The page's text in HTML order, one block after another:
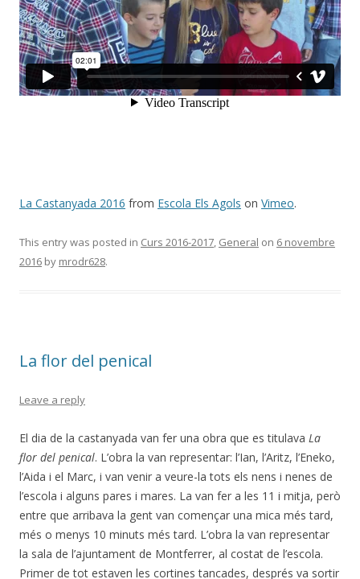
La Castanyada 2016 from Escola Els Agols on Vimeo.
This entry was posted in Curs 2016-2017, General on 6 novembre
2016 by mrodr628.
La flor del penical
Leave a reply
El dia de la castanyada van fer una obra que es titulava La
flor del penical. L’obra la van representar: l’Ian, l’Aritz, l’Eneko,
l’Aida i el Marc, i van venir a veure-la tots els nens i nenes de
l’escola i alguns pares i mares. La van fer a les 11 i mitja, però
entre que arribava la gent van començar una mica més tard,
més o menys 10 minuts més tard. L’obra la van representar
la sala de l’ajuntament de Montferrer, al costat de l’escola.
Primer de tot estaven les cortines tancades, després va sortir